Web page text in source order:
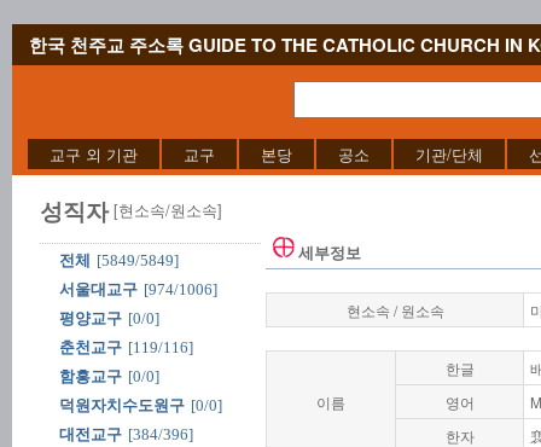
한국 천주교 주소록 GUIDE TO THE CATHOLIC CHURCH IN
교구 외 기관 교구 본당 공소 기관/단체
성직자 [현소속/원소속]
전체
[5849/5849]
서울대교구 [974/1006]
평양교구 [0/0]
춘천교구 [119/116]
함흥교구 [0/0]
덕원자치수도원구 [0/0]
대전교구 [384/396]
세부정보
현소속 / 원소속
이름
한글
영어
한자